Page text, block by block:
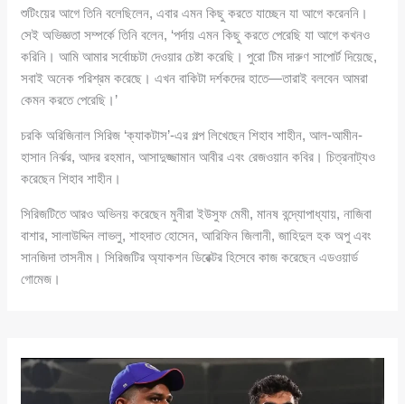
শুটিংয়ের আগে তিনি বলেছিলেন, এবার এমন কিছু করতে যাচ্ছেন যা আগে করেননি।
সেই অভিজ্ঞতা সম্পর্কে তিনি বলেন, ‘পর্দায় এমন কিছু করতে পেরেছি যা আগে কখনও
করিনি। আমি আমার সর্বোচ্চটা দেওয়ার চেষ্টা করেছি। পুরো টিম দারুণ সাপোর্ট দিয়েছে,
সবাই অনেক পরিশ্রম করেছে। এখন বাকিটা দর্শকদের হাতে—তারাই বলবেন আমরা
কেমন করতে পেরেছি।’
চরকি অরিজিনাল সিরিজ ‘ক্যাকটাস’-এর গল্প লিখেছেন শিহাব শাহীন, আল-আমীন-
হাসান নির্ঝর, আদর রহমান, আসাদুজ্জামান আবীর এবং রেজওয়ান কবির। চিত্রনাট্যও
করেছেন শিহাব শাহীন।
সিরিজটিতে আরও অভিনয় করেছেন মুনীরা ইউসুফ মেমী, মানষ বন্দ্যোপাধ্যায়, নাজিবা
বাশার, সালাউদ্দিন লাভলু, শাহদাত হোসেন, আরিফিন জিলানী, জাহিদুল হক অপু এবং
সানজিদা তাসনীম। সিরিজটির অ্যাকশন ডিরেক্টর হিসেবে কাজ করেছেন এডওয়ার্ড
গোমেজ।